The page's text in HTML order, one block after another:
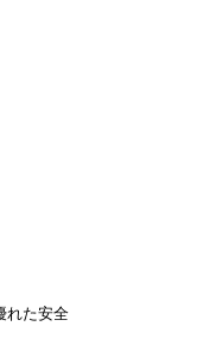
れた安全